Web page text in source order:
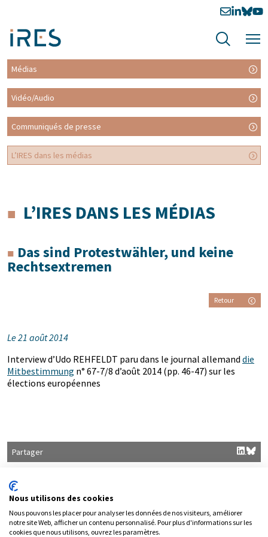
Médias
Vidéo/Audio
Communiqués de presse
L’IRES dans les médias
L’IRES DANS LES MÉDIAS
Das sind Protestwähler, und keine
Rechtsextremen
Retour
Le 21 août 2014
Interview d’Udo REHFELDT paru dans le journal allemand die
Mitbestimmung n° 67-7/8 d’août 2014 (pp. 46-47) sur les
élections européennes
Partager
Nous utilisons des cookies
Nous pouvons les placer pour analyser les données de nos visiteurs, améliorer
notre site Web, afficher un contenu personnalisé. Pour plus d'informations sur les
cookies que nous utilisons, ouvrez les paramètres.